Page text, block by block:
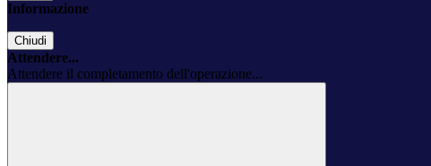
Informazione
Chiudi
Attendere...
Attendere il completamento dell'operazione...